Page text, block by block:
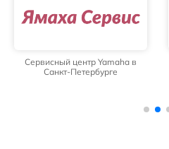
Сервисный центр Yamaha в
Санкт-Петербурге